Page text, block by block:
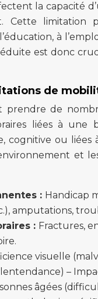
la capacité
Cette
à
est donc
de
de
liées à une
cognitive ou
et
: Handicap
amputations,
: Fractures,
visuelle
–
âgées